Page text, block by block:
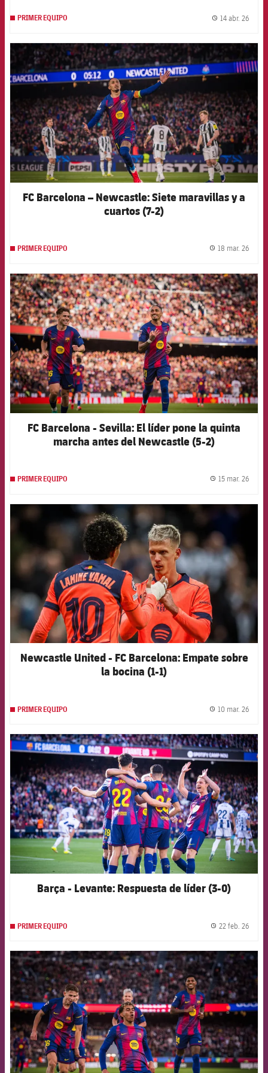
PRIMER EQUIPO 14 abr. 26
FCB Barcelona badge
FC Barcelona – Newcastle: Siete maravillas y a
cuartos (7-2)
PRIMER EQUIPO 18 mar. 26
FCB Barcelona badge
FC Barcelona - Sevilla: El líder pone la quinta
marcha antes del Newcastle (5-2)
PRIMER EQUIPO 15 mar. 26
FCB Barcelona badge
Newcastle United - FC Barcelona: Empate sobre
la bocina (1-1)
PRIMER EQUIPO 10 mar. 26
FCB Barcelona badge
Barça - Levante: Respuesta de líder (3-0)
PRIMER EQUIPO 22 feb. 26
FCB Barcelona badge